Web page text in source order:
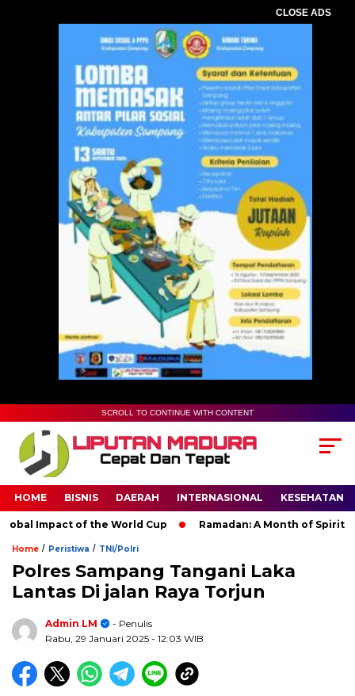
CLOSE ADS
SCROLL TO CONTINUE WITH CONTENT
HOME BISNIS DAERAH INTERNASIONAL KESEHATAN
Impact of the World Cup Ramadan: A Month of Spiritual
Home / Peristiwa / TNI/Polri
Polres Sampang Tangani Laka
Lantas Di jalan Raya Torjun
Admin LM
- Penulis
Rabu, 29 Januari 2025 - 12:03 WIB